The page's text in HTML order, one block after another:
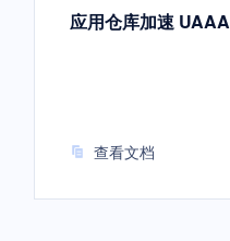
应用仓库加速 UAAA
查看文档